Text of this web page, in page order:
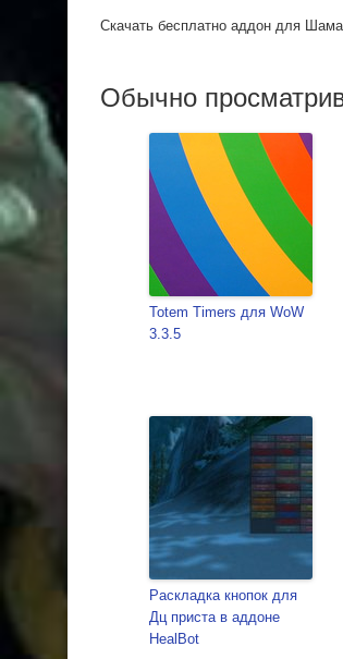
Скачать бесплатно аддон для
Обычно
Totem Timers для WoW
3.3.5
Раскладка кнопок для
Дц приста в аддоне
HealBot